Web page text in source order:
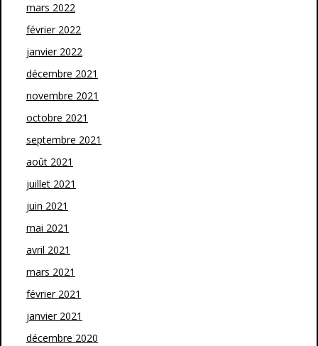
mars 2022
février 2022
janvier 2022
décembre 2021
novembre 2021
octobre 2021
septembre 2021
août 2021
juillet 2021
juin 2021
mai 2021
avril 2021
mars 2021
février 2021
janvier 2021
décembre 2020